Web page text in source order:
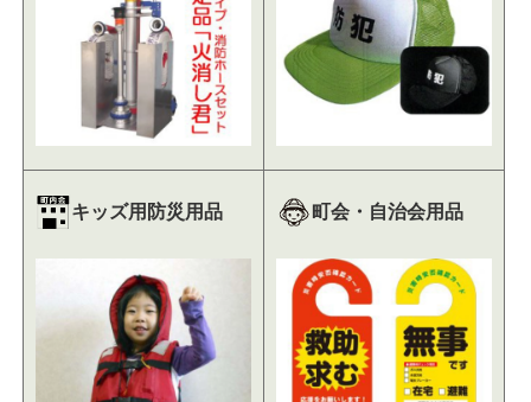
キッズ用防災用品 町会・自治会用品